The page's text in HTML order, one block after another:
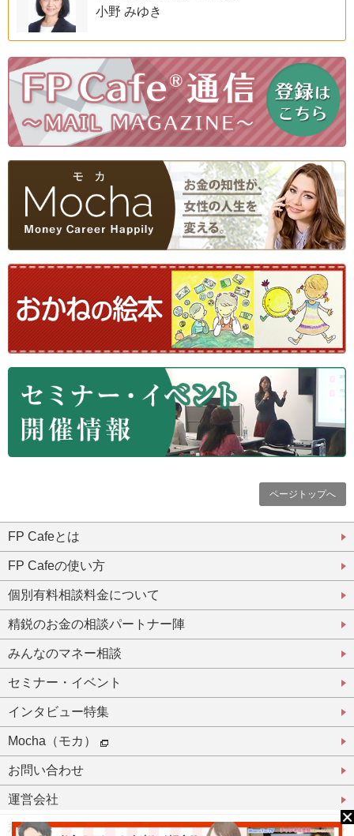
小野 みゆき
ページトップへ
FP Cafeとは
FP Cafeの使い方
個別有料相談料金について
精鋭のお金の相談パートナー陣
みんなのマネー相談
セミナー・イベント
インタビュー特集
Mocha（モカ）
お問い合わせ
運営会社
利用規約